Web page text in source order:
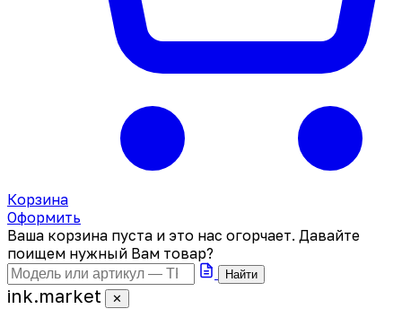
Корзина
Оформить
Ваша корзина пуста и это нас огорчает. Давайте
поищем нужный Вам товар?
Найти
ink.market ✕